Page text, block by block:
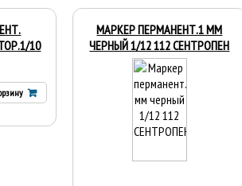
10
МАРКЕР ПЕРМАНЕНТ.1 ММ
ЧЕРНЫЙ 1/12 112 СЕНТРОПЕН